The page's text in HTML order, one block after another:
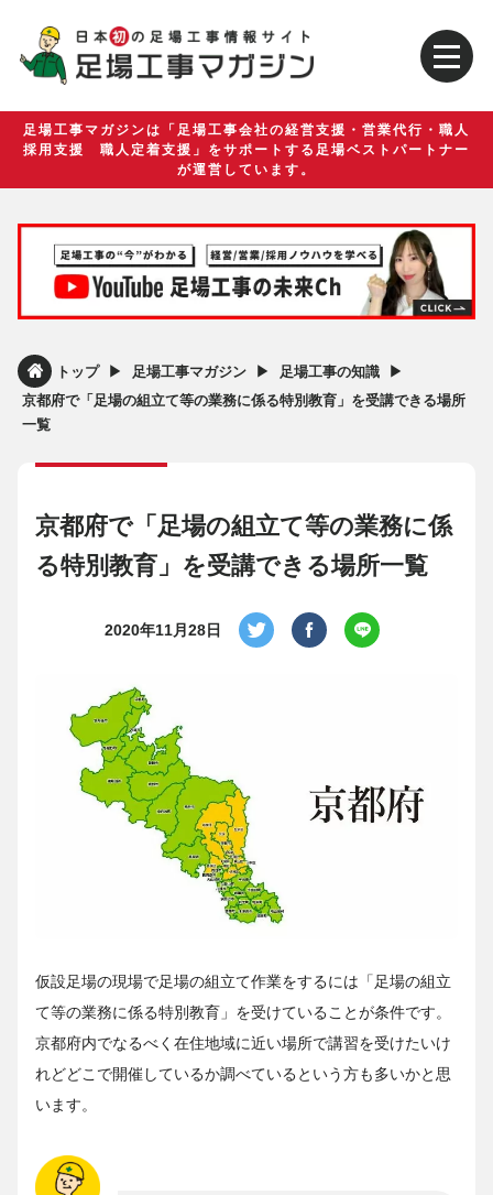
足場工事マガジンは「足場工事会社の経営支援・営業代行・職人
採用支援 職人定着支援」をサポートする足場ベストパートナー
が運営しています。
トップ ▶︎ 足場工事マガジン ▶︎ 足場工事の知識 ▶︎
京都府で「足場の組立て等の業務に係る特別教育」を受講できる場所
一覧
京都府で「足場の組立て等の業務に係
る特別教育」を受講できる場所一覧
2020年11月28日
仮設足場の現場で足場の組立て作業をするには「足場の組立
て等の業務に係る特別教育」を受けていることが条件です。
京都府内でなるべく在住地域に近い場所で講習を受けたいけ
れどどこで開催しているか調べているという方も多いかと思
います。